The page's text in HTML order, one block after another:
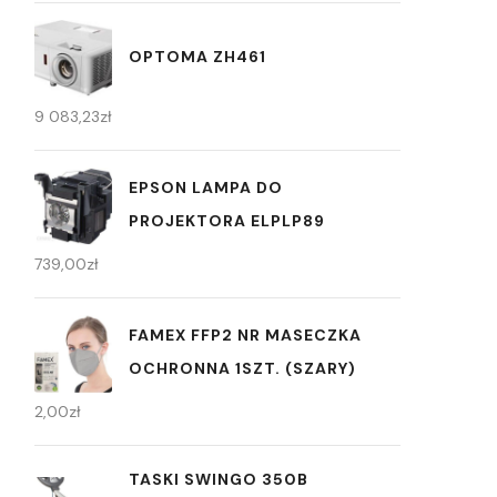
OPTOMA ZH461
9 083,23zł
EPSON LAMPA DO
PROJEKTORA ELPLP89
739,00zł
FAMEX FFP2 NR MASECZKA
OCHRONNA 1SZT. (SZARY)
2,00zł
TASKI SWINGO 350B